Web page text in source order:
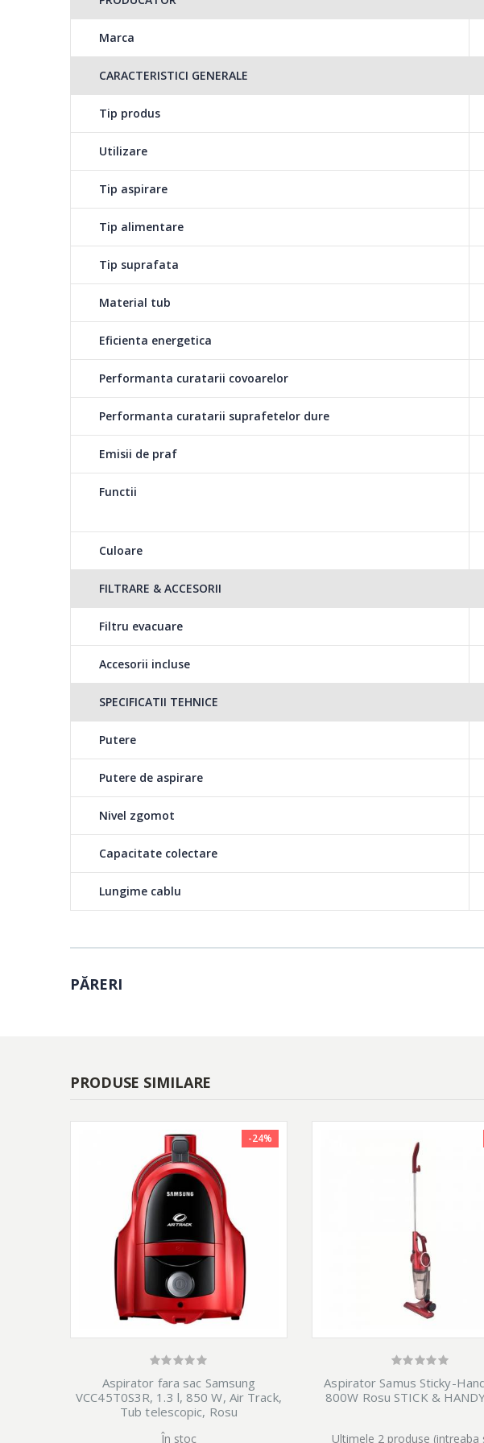
fara a mai fi nevoie sa il goliti. Fiind detasabil, acesta poate fi curatat si spalat
clasa energetica A, care asigura o performanta ridicata de aspirare si un
usurinta diferite tipuri de pardoseli sau covoare.
Tija telescopica din metal
Tija aspiratorului este realizata din metal, ceea ce o face rezistenta si durabila.
telescopica si poti regla lungimea ei in functie de zona care urmeaza a fi
Marca
CARACTERISTICI GENERALE
Tip produs
Utilizare
Tip aspirare
Tip alimentare
Tip suprafata
Material tub
Eficienta energetica
Performanta curatarii covoarelor
Performanta curatarii suprafetelor dure
Emisii de praf
Functii
Culoare
FILTRARE & ACCESORII
Filtru evacuare
Accesorii incluse
SPECIFICATII TEHNICE
Putere
Putere de aspirare
Nivel zgomot
Capacitate colectare
Lungime cablu
PĂRERI
PRODUSE SIMILARE
-24%
Aspirator fara sac Samsung
VCC45T0S3R, 1.3 l, 850 W, Air Track,
Tub telescopic, Rosu
În stoc
Aspirator Samus Sticky-
800W Rosu STICK &
Ultimele 2 produse (intreaba